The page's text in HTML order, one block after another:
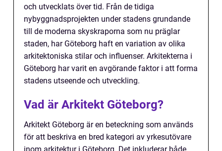
och utvecklats över tid. Från de tidiga
nybyggnadsprojekten under stadens grundande
till de moderna skyskraporna som nu präglar
staden, har Göteborg haft en variation av olika
arkitektoniska stilar och influenser. Arkitekterna i
Göteborg har varit en avgörande faktor i att forma
stadens utseende och utveckling.
Vad är Arkitekt Göteborg?
Arkitekt Göteborg är en beteckning som används
för att beskriva en bred kategori av yrkesutövare